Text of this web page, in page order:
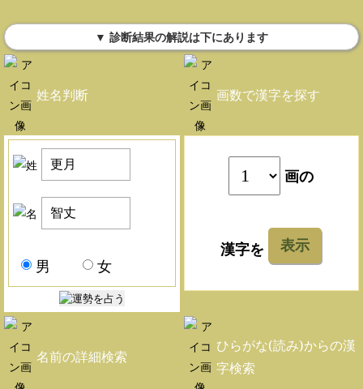
▼ 診断結果の解説は下にあります
姓名判断
男 女
画数で漢字を探す
画の
漢字を 表示
名前の詳細検索
ひらがな(読み)からの漢
字検索